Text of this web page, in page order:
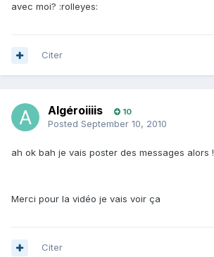
avec moi? :rolleyes:
Citer
Algéroiiiis 10
Posted September 10, 2010
ah ok bah je vais poster des messages alors !
Merci pour la vidéo je vais voir ça
Citer